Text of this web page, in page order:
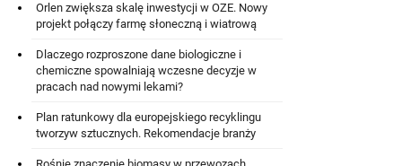
Orlen zwiększa skalę inwestycji w OZE. Nowy
projekt połączy farmę słoneczną i wiatrową
Dlaczego rozproszone dane biologiczne i
chemiczne spowalniają wczesne decyzje w
pracach nad nowymi lekami?
Plan ratunkowy dla europejskiego recyklingu
tworzyw sztucznych. Rekomendacje branży